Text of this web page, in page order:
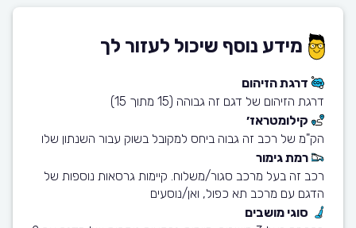
מידע נוסף שיכול לעזור לך
דרגת הזיהום
דרגת הזיהום של דגם זה גבוהה (15 מתוך 15)
קילומטראז׳
הק"מ של רכב זה גבוה ביחס למקובל בשוק עבור השנתון שלו
רמת גימור
רכב זה בעל מרכב סגור/משלוח. קיימות גרסאות נוספות של
הדגם עם מרכב תא כפול, ואן/נוסעים
סוגי מושבים